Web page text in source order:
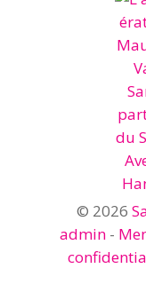
© 2026
admin -